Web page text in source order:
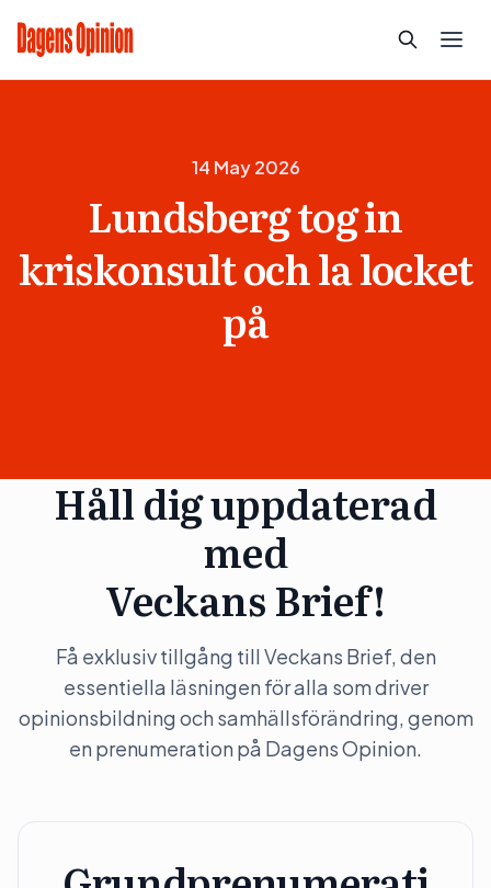
14 May 2026
Lundsberg tog in
kriskonsult och la locket
på
Håll dig uppdaterad
med
Veckans Brief!
Få exklusiv tillgång till Veckans Brief, den
essentiella läsningen för alla som driver
opinionsbildning och samhällsförändring, genom
en prenumeration på Dagens Opinion.